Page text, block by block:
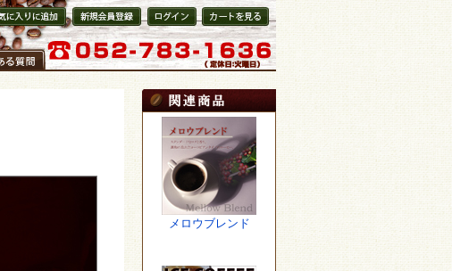
に入りに登
新規会員登
録
会員ログ
イン
カートを見
る
る質問
メロウブレンド